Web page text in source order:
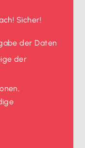
Sicher!
der Daten
der